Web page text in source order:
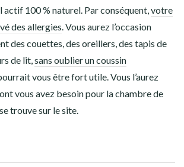
100 % naturel. Par conséquent,votre
des allergies. Vous aurez l’occasion
des couettes, des oreillers, des tapis de
de lit,sans oublier un coussin
vous être fort utile. Vous l’aurez
vous avez besoin pour la chambre de
trouve sur le site.